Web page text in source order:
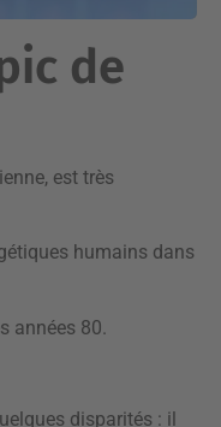
de
est très
humains dans
années 80.
disparités : il